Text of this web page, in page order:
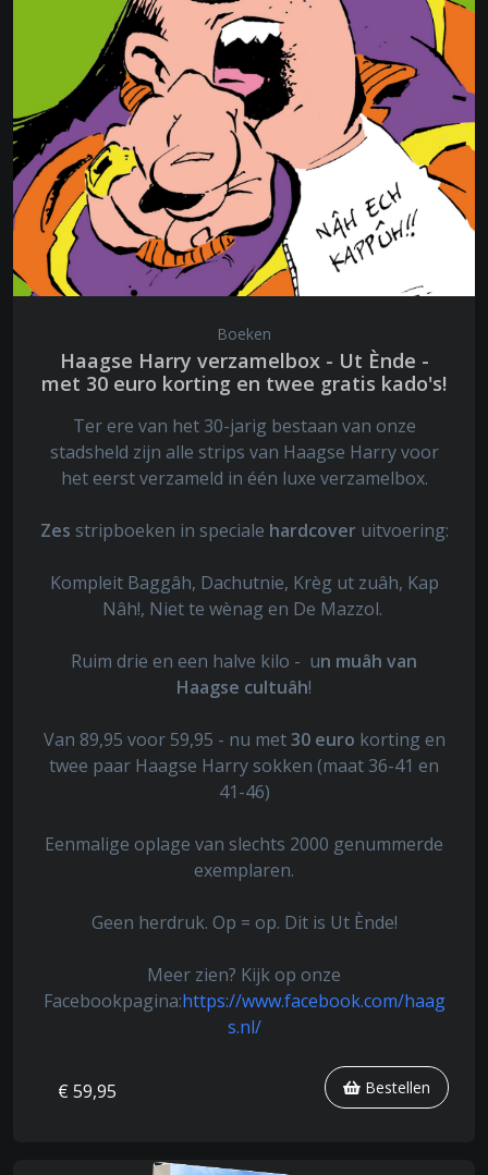
Boeken
Haagse Harry verzamelbox - Ut Ènde -
met 30 euro korting en twee gratis kado's!
Ter ere van het 30-jarig bestaan van onze
stadsheld zijn alle strips van Haagse Harry voor
het eerst verzameld in één luxe verzamelbox.
Zes stripboeken in speciale hardcover uitvoering:
Kompleit Baggâh, Dachutnie, Krèg ut zuâh, Kap
Nâh!, Niet te wènag en De Mazzol.
Ruim drie en een halve kilo - un muâh van
Haagse cultuâh!
Van 89,95 voor 59,95 - nu met30 euro korting en
twee paar Haagse Harry sokken (maat 36-41 en
41-46)
Eenmalige oplage van slechts 2000 genummerde
exemplaren.
Geen herdruk. Op = op. Dit is Ut Ènde!
Meer zien? Kijk op onze
Facebookpagina:https://www.facebook.com/haag
s.nl/
€ 59,95 Bestellen